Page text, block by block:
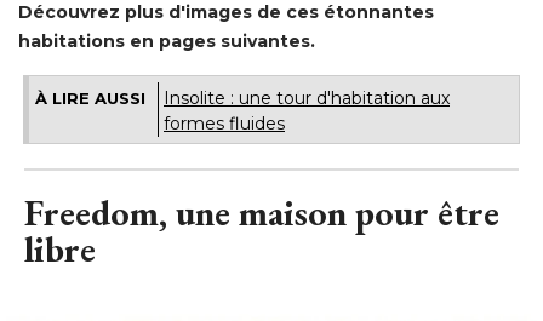
Découvrez plus d'images de ces étonnantes
habitations en pages suivantes.
À LIRE AUSSI
Insolite : une tour d'habitation aux
formes fluides
Freedom, une maison pour être
libre